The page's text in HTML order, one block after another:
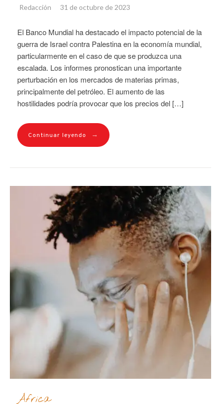
Redacción 31 de octubre de 2023
El Banco Mundial ha destacado el impacto potencial de la
guerra de Israel contra Palestina en la economía mundial,
particularmente en el caso de que se produzca una
escalada. Los informes pronostican una importante
perturbación en los mercados de materias primas,
principalmente del petróleo. El aumento de las
hostilidades podría provocar que los precios del […]
Continuar leyendo →
África